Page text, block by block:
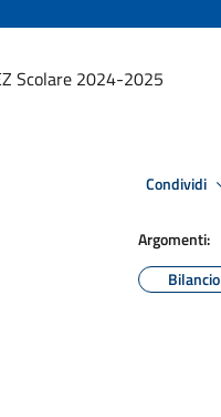
Scolare 2024-2025
Condividi
Argomenti:
Bilancio